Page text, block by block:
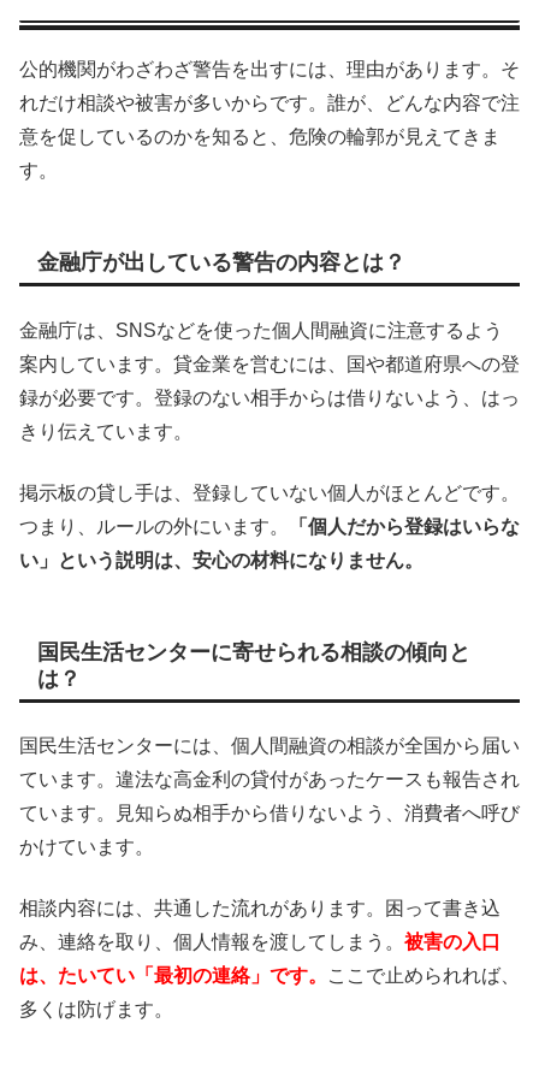
公的機関がわざわざ警告を出すには、理由があります。そ
れだけ相談や被害が多いからです。誰が、どんな内容で注
意を促しているのかを知ると、危険の輪郭が見えてきま
す。
金融庁が出している警告の内容とは？
金融庁は、SNSなどを使った個人間融資に注意するよう
案内しています。貸金業を営むには、国や都道府県への登
録が必要です。登録のない相手からは借りないよう、はっ
きり伝えています。
掲示板の貸し手は、登録していない個人がほとんどです。
つまり、ルールの外にいます。
「個人だから登録はいらな
い」という説明は、安心の材料になりません。
国民生活センターに寄せられる相談の傾向と
は？
国民生活センターには、個人間融資の相談が全国から届い
ています。違法な高金利の貸付があったケースも報告され
ています。見知らぬ相手から借りないよう、消費者へ呼び
かけています。
相談内容には、共通した流れがあります。困って書き込
み、連絡を取り、個人情報を渡してしまう。 被害の入口
は、たいてい「最初の連絡」です。
ここで止められれば、
多くは防げます。